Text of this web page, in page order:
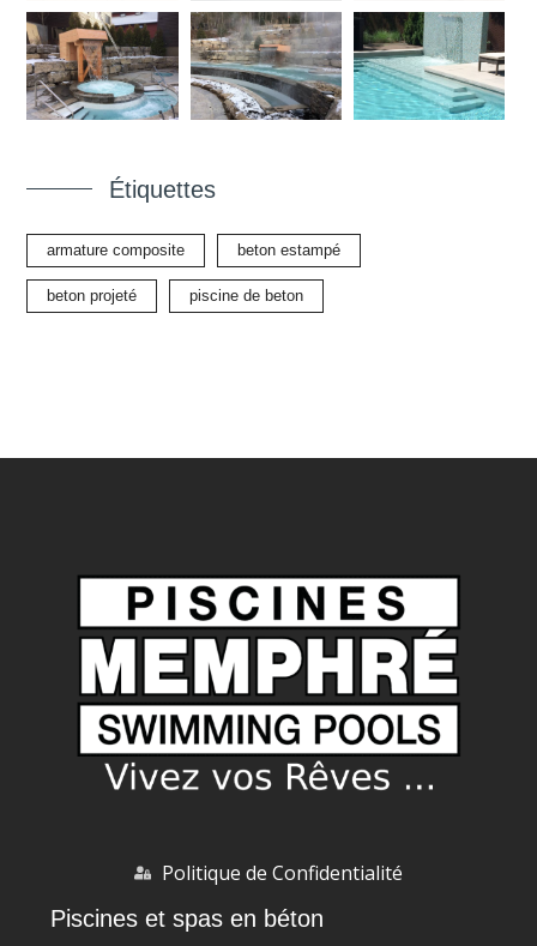
Étiquettes
armature composite beton estampé
beton projeté piscine de beton
Politique de Confidentialité
Piscines et spas en béton